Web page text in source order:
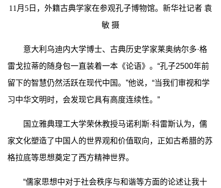
11月5日，外籍古典学家在参观孔子博物馆。新华社记者 袁
敏 摄
意大利乌迪内大学博士、古典历史学家莱奥纳尔多·格
雷戈拉蒂的随身包一直装着一本《论语》。“孔子2500年前
留下的智慧仍然活跃在现代中国。”他说，“当我们审视和学
习中华文明时，会发现它具有高度连续性。”
国立雅典理工大学荣休教授马诺利斯·科雷斯认为，儒
家文化塑造了中国人的世界观和价值取向，正如古希腊的苏
格拉底等思想奠定了西方精神世界。
“儒家思想中对于社会秩序与和谐等方面的论述让我十